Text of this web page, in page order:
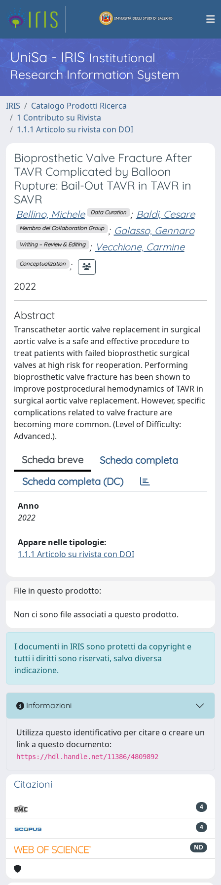
UniSa - IRISInstitutional
Research Information System
IRIS
Catalogo Prodotti Ricerca
1 Contributo su Rivista
1.1.1 Articolo su rivista con DOI
Bioprosthetic Valve Fracture After
TAVR Complicated by Balloon
Rupture: Bail-Out TAVR in TAVR in
SAVR
Bellino, Michele Data Curation ; Baldi, Cesare
Membro del Collaboration Group ; Galasso, Gennaro
Writing – Review & Editing ; Vecchione, Carmine
Conceptualization ;
2022
Abstract
Transcatheter aortic valve replacement in surgical
aortic valve is a safe and effective procedure to
treat patients with failed bioprosthetic surgical
valves at high risk for reoperation. Performing
bioprosthetic valve fracture has been shown to
improve postprocedural hemodynamics of TAVR in
surgical aortic valve replacement. However, specific
complications related to valve fracture are
becoming more common. (Level of Difficulty:
Advanced.).
Scheda breve
Scheda completa
Scheda completa (DC)
Anno
2022
Appare nelle tipologie:
1.1.1 Articolo su rivista con DOI
File in questo prodotto:
Non ci sono file associati a questo prodotto.
I documenti in IRIS sono protetti da copyright e
tutti i diritti sono riservati, salvo diversa
indicazione.
Informazioni
Utilizza questo identificativo per citare o creare un
link a questo documento:
https://hdl.handle.net/11386/4809892
Citazioni
4
4
ND